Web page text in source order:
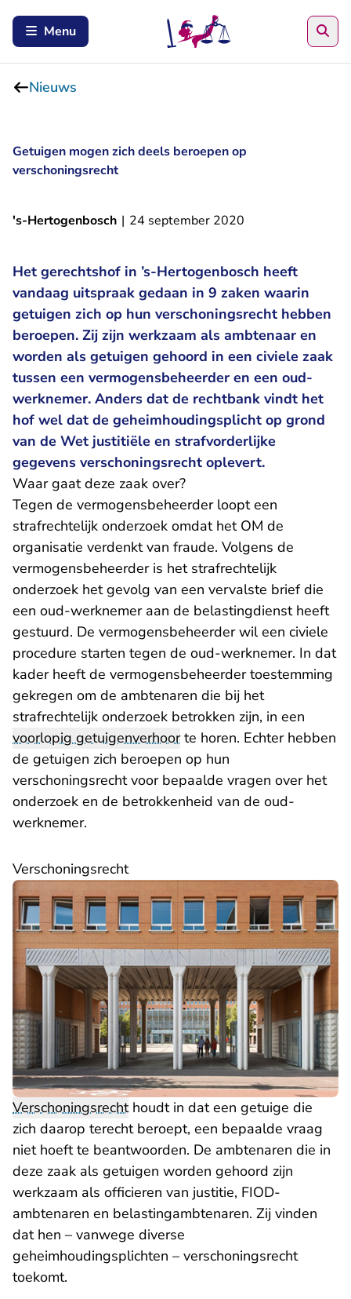
Menu
Nieuws
Getuigen mogen zich deels beroepen op
verschoningsrecht
's-Hertogenbosch | 24 september 2020
Het gerechtshof in ’s-Hertogenbosch heeft
vandaag uitspraak gedaan in 9 zaken waarin
getuigen zich op hun verschoningsrecht hebben
beroepen. Zij zijn werkzaam als ambtenaar en
worden als getuigen gehoord in een civiele zaak
tussen een vermogensbeheerder en een oud-
werknemer. Anders dat de rechtbank vindt het
hof wel dat de geheimhoudingsplicht op grond
van de Wet justitiële en strafvorderlijke
gegevens verschoningsrecht oplevert.
Waar gaat deze zaak over?
Tegen de vermogensbeheerder loopt een
strafrechtelijk onderzoek omdat het OM de
organisatie verdenkt van fraude. Volgens de
vermogensbeheerder is het strafrechtelijk
onderzoek het gevolg van een vervalste brief die
een oud-werknemer aan de belastingdienst heeft
gestuurd. De vermogensbeheerder wil een civiele
procedure starten tegen de oud-werknemer. In dat
kader heeft de vermogensbeheerder toestemming
gekregen om de ambtenaren die bij het
strafrechtelijk onderzoek betrokken zijn, in een
voorlopig getuigenverhoorte horen. Echter hebben
de getuigen zich beroepen op hun
verschoningsrecht voor bepaalde vragen over het
onderzoek en de betrokkenheid van de oud-
werknemer.
Verschoningsrecht
Verschoningsrechthoudt in dat een getuige die
zich daarop terecht beroept, een bepaalde vraag
niet hoeft te beantwoorden. De ambtenaren die in
deze zaak als getuigen worden gehoord zijn
werkzaam als officieren van justitie, FIOD-
ambtenaren en belastingambtenaren. Zij vinden
dat hen – vanwege diverse
geheimhoudingsplichten – verschoningsrecht
toekomt.